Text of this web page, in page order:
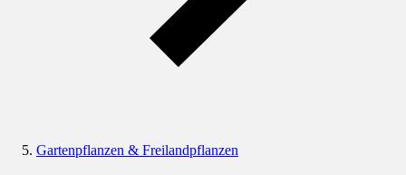
Gartenpflanzen & Freilandpflanzen